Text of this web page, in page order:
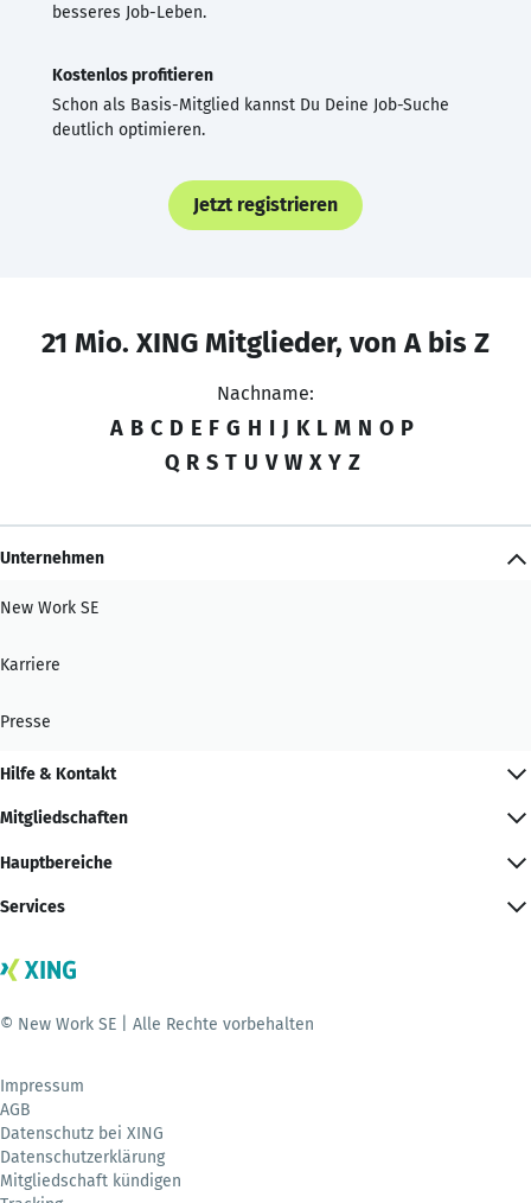
besseres Job-Leben.
Kostenlos profitieren
Schon als Basis-Mitglied kannst Du Deine Job-Suche
deutlich optimieren.
Jetzt registrieren
21 Mio. XING Mitglieder, von A bis Z
Nachname:
A B C D E F G H I J K L M N O P
Q R S T U V W X Y Z
Unternehmen
New Work SE
Karriere
Presse
Hilfe & Kontakt
Mitgliedschaften
Hauptbereiche
Services
© New Work SE | Alle Rechte vorbehalten
Impressum
AGB
Datenschutz bei XING
Datenschutzerklärung
Mitgliedschaft kündigen